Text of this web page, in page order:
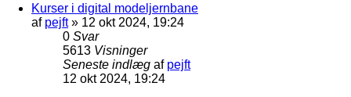
Kurser i digital modeljernbane
af pejft» 12 okt 2024, 19:24
0 Svar
5613 Visninger
Seneste indlæg af pejft
12 okt 2024, 19:24